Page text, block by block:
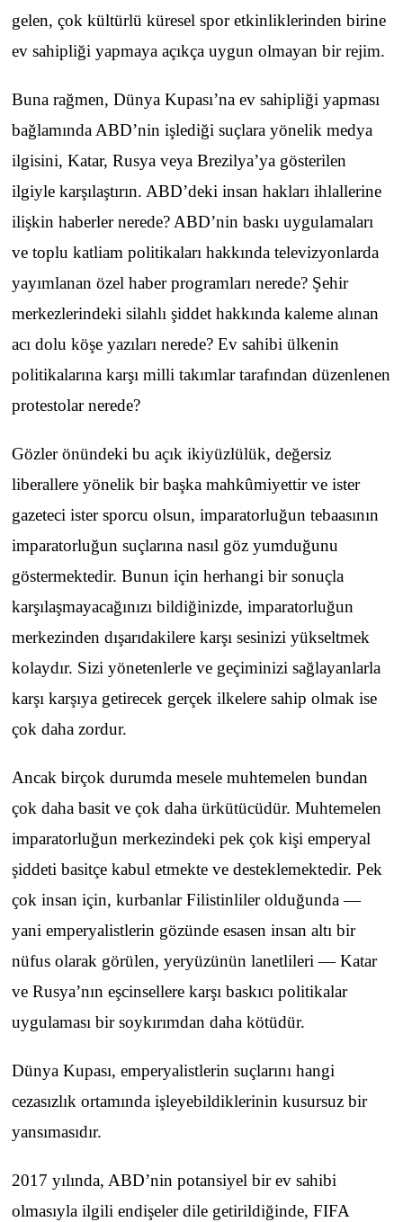
gelen, çok kültürlü küresel spor etkinliklerinden birine
ev sahipliği yapmaya açıkça uygun olmayan bir rejim.
Buna rağmen, Dünya Kupası’na ev sahipliği yapması
bağlamında ABD’nin işlediği suçlara yönelik medya
ilgisini, Katar, Rusya veya Brezilya’ya gösterilen
ilgiyle karşılaştırın. ABD’deki insan hakları ihlallerine
ilişkin haberler nerede? ABD’nin baskı uygulamaları
ve toplu katliam politikaları hakkında televizyonlarda
yayımlanan özel haber programları nerede? Şehir
merkezlerindeki silahlı şiddet hakkında kaleme alınan
acı dolu köşe yazıları nerede? Ev sahibi ülkenin
politikalarına karşı milli takımlar tarafından düzenlenen
protestolar nerede?
Gözler önündeki bu açık ikiyüzlülük, değersiz
liberallere yönelik bir başka mahkûmiyettir ve ister
gazeteci ister sporcu olsun, imparatorluğun tebaasının
imparatorluğun suçlarına nasıl göz yumduğunu
göstermektedir. Bunun için herhangi bir sonuçla
karşılaşmayacağınızı bildiğinizde, imparatorluğun
merkezinden dışarıdakilere karşı sesinizi yükseltmek
kolaydır. Sizi yönetenlerle ve geçiminizi sağlayanlarla
karşı karşıya getirecek gerçek ilkelere sahip olmak ise
çok daha zordur.
Ancak birçok durumda mesele muhtemelen bundan
çok daha basit ve çok daha ürkütücüdür. Muhtemelen
imparatorluğun merkezindeki pek çok kişi emperyal
şiddeti basitçe kabul etmekte ve desteklemektedir. Pek
çok insan için, kurbanlar Filistinliler olduğunda —
yani emperyalistlerin gözünde esasen insan altı bir
nüfus olarak görülen, yeryüzünün lanetlileri — Katar
ve Rusya’nın eşcinsellere karşı baskıcı politikalar
uygulaması bir soykırımdan daha kötüdür.
Dünya Kupası, emperyalistlerin suçlarını hangi
cezasızlık ortamında işleyebildiklerinin kusursuz bir
yansımasıdır.
2017 yılında, ABD’nin potansiyel bir ev sahibi
olmasıyla ilgili endişeler dile getirildiğinde, FIFA